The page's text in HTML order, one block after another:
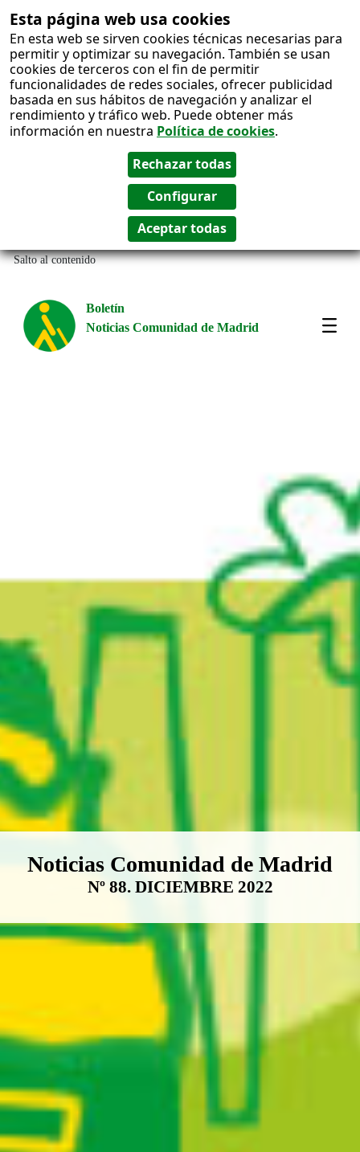
Esta página web usa cookies
En esta web se sirven cookies técnicas necesarias para
permitir y optimizar su navegación. También se usan
cookies de terceros con el fin de permitir
funcionalidades de redes sociales, ofrecer publicidad
basada en sus hábitos de navegación y analizar el
rendimiento y tráfico web. Puede obtener más
información en nuestra Política de cookies.
Salto al contenido
Boletín
Noticias Comunidad de Madrid
Boletín Noticias Comunidad de
Noticias Comunidad de Madrid
Nº 88. DICIEMBRE 2022